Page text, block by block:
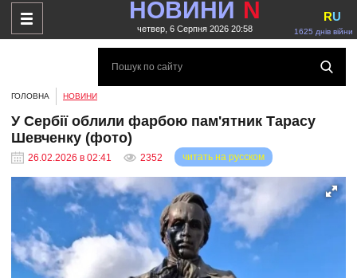
НОВИНИ N
четвер, 6 Серпня 2026 20:58 1625 днів війни
RU
ГОЛОВНА НОВИНИ
У Сербії облили фарбою пам'ятник Тарасу
Шевченку (фото)
26.02.2026 в 02:41 2352 читать на русском